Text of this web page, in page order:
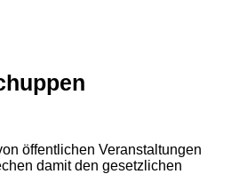
2
öffentlichen Veranstaltungen
damit den gesetzlichen